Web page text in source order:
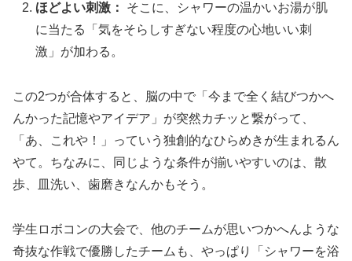
ほどよい刺激：
そこに、シャワーの温かいお湯が肌
に当たる「気をそらしすぎない程度の心地いい刺
激」が加わる。
この2つが合体すると、脳の中で「今まで全く結びつかへ
んかった記憶やアイデア」が突然カチッと繋がって、
「あ、これや！」っていう独創的なひらめきが生まれるん
やて。ちなみに、同じような条件が揃いやすいのは、散
歩、皿洗い、歯磨きなんかもそう。
学生ロボコンの大会で、他のチームが思いつかへんような
奇抜な作戦で優勝したチームも、やっぱり「シャワーを浴